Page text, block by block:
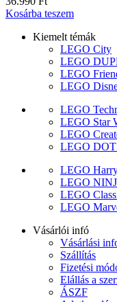
Kosárba teszem
Kiemelt témák
LEGO City
LEGO
LEGO
LEGO
LEGO
LEGO Star
LEGO
LEGO
LEGO
LEGO
LEGO
LEGO
Vásárlói infó
Vásárlási
Szállítás
Fizetési
Elállás a
ÁSZF